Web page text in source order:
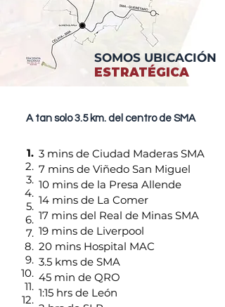
SOMOS UBICACIÓN
ESTRATÉGICA
A tan solo 3.5 km. del centro de SMA
1.
2.
3.
4.
5.
6.
7.
8.
9.
10.
11.
12.
3 mins de Ciudad Maderas SMA
7 mins de Viñedo San Miguel
10 mins de la Presa Allende
14 mins de La Comer
17 mins del Real de Minas SMA
19 mins de Liverpool
20 mins Hospital MAC
3.5 kms de SMA
45 min de QRO
1:15 hrs de León